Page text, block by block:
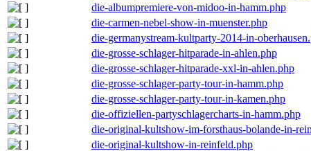
die-albumpremiere-von-midoo-in-hamm.php
die-carmen-nebel-show-in-muenster.php
die-germanystream-kultparty-2014-in-
die-grosse-schlager-hitparade-in-ahlen.php
die-grosse-schlager-hitparade-xxl-in-ahlen.php
die-grosse-schlager-party-tour-in-hamm.php
die-grosse-schlager-party-tour-in-kamen.php
die-offiziellen-partyschlagercharts-in-hamm.php
die-original-kultshow-im-forsthaus-bolande-in-
die-original-kultshow-in-reinfeld.php